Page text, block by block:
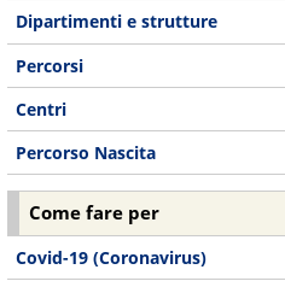
Dipartimenti e strutture
Percorsi
Centri
Percorso Nascita
Come fare per
Covid-19 (Coronavirus)